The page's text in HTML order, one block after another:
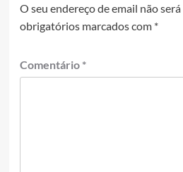
O seu endereço de email não
obrigatórios marcados com *
Comentário *